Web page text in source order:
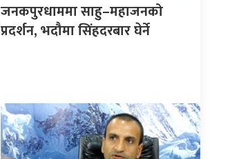
जनकपुरधाममा साहु–महाजनको
प्रदर्शन, भदौमा सिंहदरबार घेर्ने